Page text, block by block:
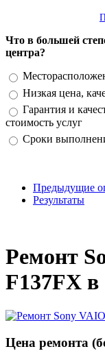
Что в большей
центра?
Варианты
Низкая цена,
Гарантия и
стоимость услуг
Сроки
Предыдущие
Результаты
Ремонт
F137FX
Цена ремонта